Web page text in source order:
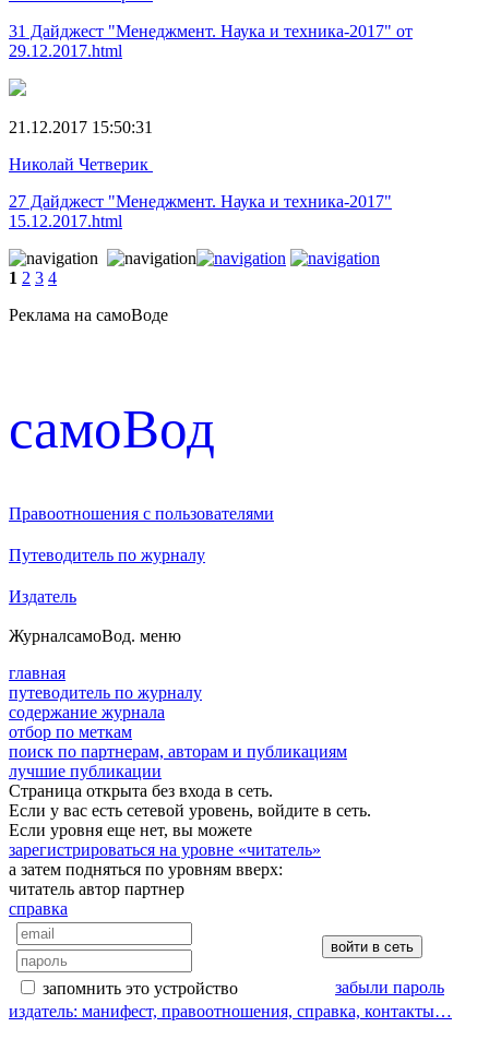
31 Дайджест "Менеджмент. Наука и техника-2017" от
29.12.2017.html
21.12.2017 15:50:31
Николай Четверик
27 Дайджест "Менеджмент. Наука и техника-2017"
15.12.2017.html
1 2 3 4
Реклама на самоВоде
cамоВод
Правоотношения с пользователями
Путеводитель по журналу
Издатель
ЖурналсамоВод. меню
главная
путеводитель по журналу
содержание журнала
отбор по меткам
поиск по партнерам, авторам и публикациям
лучшие публикации
Страница открыта без входа в сеть.
Если у вас есть сетевой уровень, войдите в сеть.
Если уровня еще нет, вы можете
зарегистрироваться на уровне «читатель»
а затем подняться по уровням вверх:
читатель автор партнер
справка
запомнить это устройство
забыли пароль
издатель: манифест, правоотношения, справка, контакты…